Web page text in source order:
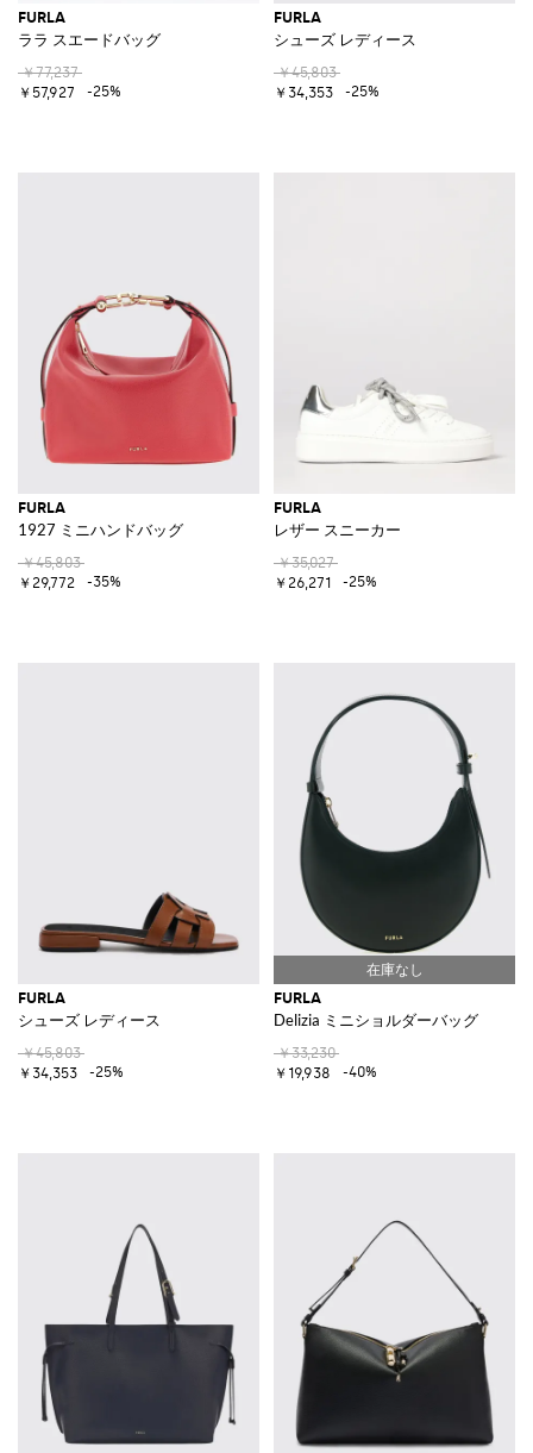
FURLA
ララ スエードバッグ
￥77,237
￥57,927
-25%
FURLA
シューズ レディース
￥45,803
￥34,353
-25%
FURLA
1927 ミニハンドバッグ
￥45,803
￥29,772
-35%
FURLA
レザー スニーカー
￥35,027
￥26,271
-25%
FURLA
シューズ レディース
￥45,803
￥34,353
-25%
FURLA
Delizia ミニショルダーバッグ
￥33,230
￥19,938
-40%